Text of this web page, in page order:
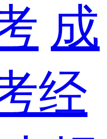
成
经